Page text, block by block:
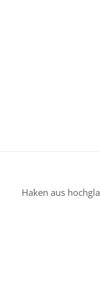
Haken aus